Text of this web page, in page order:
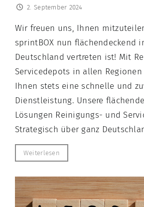
2. September 2024
Wir freuen uns, Ihnen
sprintBOX nun flächendeckend
Deutschland vertreten ist! Mit
Servicedepots in allen
Ihnen stets eine schnelle und
Dienstleistung. Unsere
Lösungen Reinigungs- und
Strategisch über ganz
Weiterlesen